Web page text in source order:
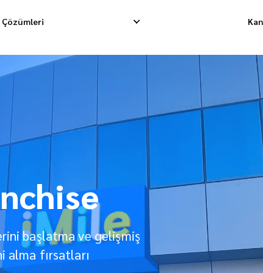
İade Yönetimi
Depolama
Fullfillment
başlatma ve gelişmiş
fırsatları